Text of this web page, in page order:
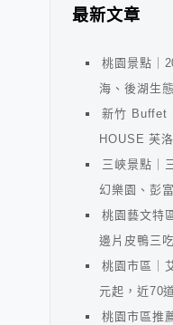
最新文章
桃園景點｜
海、後湖生
新竹 Buffet
HOUSE 芙
三峽景點｜
幻樂園、彭
桃園藝文特
邊片皮鴨三
桃園市區｜
元起，近70
桃園市區推